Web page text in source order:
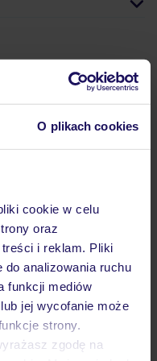
O plikach cookies
cookie w celu
oraz
i reklam. Pliki
analizowania ruchu
funkcji mediów
jej wycofanie może
strony.
zgodę na
karty